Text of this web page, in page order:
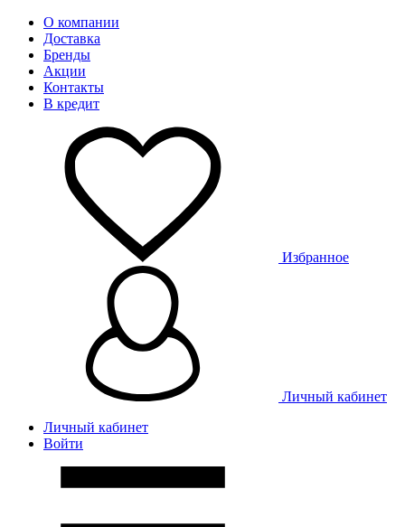
О компании
Доставка
Бренды
Акции
Контакты
В кредит
Избранное
Личный кабинет
Личный кабинет
Войти